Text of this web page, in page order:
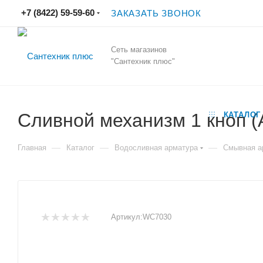
+7 (8422) 59-59-60 ЗАКАЗАТЬ ЗВОНОК
Сеть магазинов
"Сантехник плюс"
КАТАЛОГ
Сливной механизм 1 кноп
Главная — Каталог — Водосливная арматура — Смывная
Артикул:WC7030